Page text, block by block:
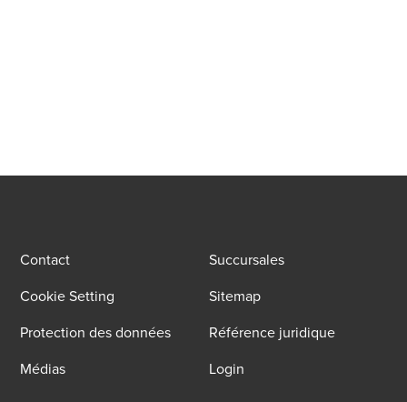
Contact
Succursales
Cookie Setting
Sitemap
Protection des données
Référence juridique
Médias
Login